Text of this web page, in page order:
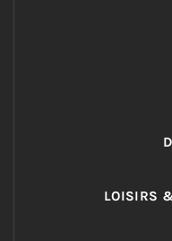
LOISIRS